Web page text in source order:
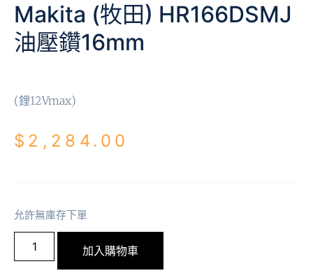
Makita (牧田) HR166DSMJ
油壓鑽16mm
(鋰12Vmax)
$ 2,284.00
允許無庫存下單
加入購物車